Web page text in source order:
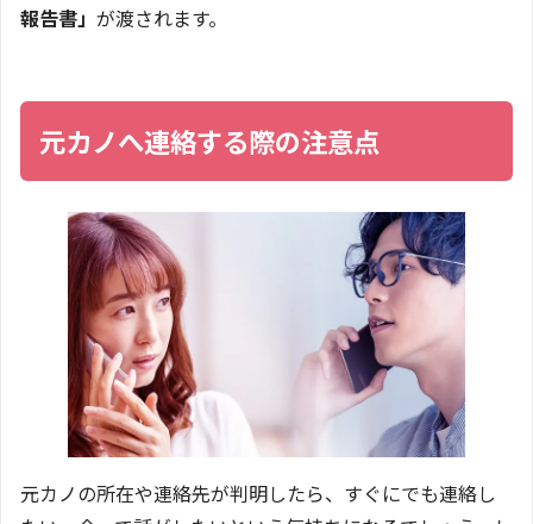
報告書」 が渡されます。
元カノへ連絡する際の注意点
元カノの所在や連絡先が判明したら、すぐにでも連絡し